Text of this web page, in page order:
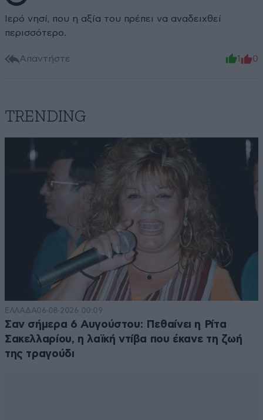
Ιερό νησί, που η αξία του πρέπει να αναδειχθεί
περισσότερο.
Απαντήστε 1 0
TRENDING
ΕΛΛΑΔΑ06·08·2026 00:09
Σαν σήμερα 6 Αυγούστου: Πεθαίνει η Ρίτα
Σακελλαρίου, η λαϊκή ντίβα που έκανε τη ζωή
της τραγούδι